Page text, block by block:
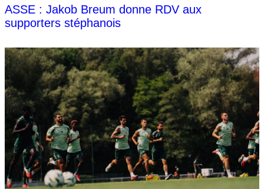
ASSE : Jakob Breum donne RDV aux
supporters stéphanois